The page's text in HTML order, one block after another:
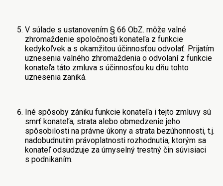
V súlade s ustanovením § 66 ObZ. môže valné
zhromaždenie spoločnosti konateľa z funkcie
kedykoľvek a s okamžitou účinnosťou odvolať. Prijatím
uznesenia valného zhromaždenia o odvolaní z funkcie
konateľa táto zmluva s účinnosťou ku dňu tohto
uznesenia zaniká.
Iné spôsoby zániku funkcie konateľa i tejto zmluvy sú
smrť konateľa, strata alebo obmedzenie jeho
spôsobilosti na právne úkony a strata bezúhonnosti, t.j.
nadobudnutím právoplatnosti rozhodnutia, ktorým sa
konateľ odsudzuje za úmyselný trestný čin súvisiaci
s podnikaním.